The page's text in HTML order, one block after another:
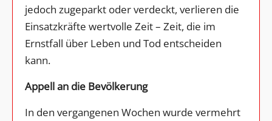
jedoch zugeparkt oder verdeckt, verlieren die
Einsatzkräfte wertvolle Zeit – Zeit, die im
Ernstfall über Leben und Tod entscheiden
kann.
Appell an die Bevölkerung
In den vergangenen Wochen wurde vermehrt